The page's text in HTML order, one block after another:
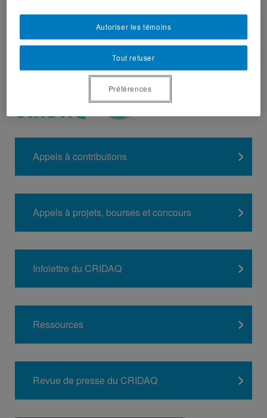
Appels à contributions
Appels à projets, bourses et concours
Infolettre du CRIDAQ
Ressources
Revue de presse du CRIDAQ
Tout refuser
Autoriser les témoins
Préférences